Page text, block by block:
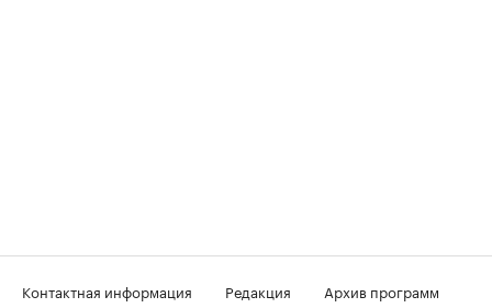
Контактная информация Редакция
Архив программ